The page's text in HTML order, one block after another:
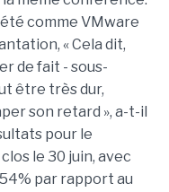
comme VMware
« Cela dit,
de fait - sous-
être très dur,
son retard », a-t-il
pour le
le 30 juin, avec
par rapport au